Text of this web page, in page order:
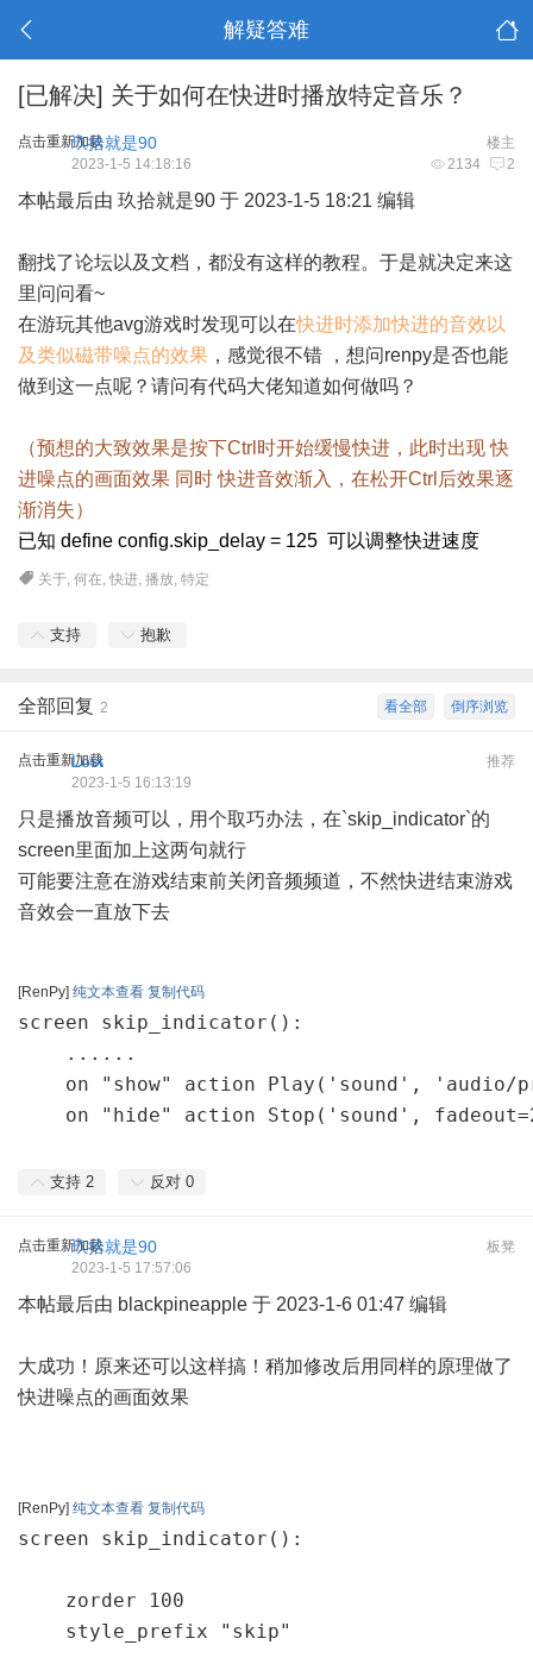
解疑答难
[已解决] 关于如何在快进时播放特定音乐？
点击重新加载 楼主
玖拾就是90
2134 2
2023-1-5 14:18:16
本帖最后由 玖拾就是90 于 2023-1-5 18:21 编辑
翻找了论坛以及文档，都没有这样的教程。于是就决定来这
里问问看~
在游玩其他avg游戏时发现可以在快进时添加快进的音效以
及类似磁带噪点的效果 ，感觉很不错 ，想问renpy是否也能
做到这一点呢？请问有代码大佬知道如何做吗？
（预想的大致效果是按下Ctrl时开始缓慢快进，此时出现 快
进噪点的画面效果 同时 快进音效渐入，在松开Ctrl后效果逐
渐消失）
已知 define config.skip_delay = 125 可以调整快进速度
关于,何在,快进,播放,特定
支持 抱歉
倒序浏览
看全部
全部回复 2
点击重新加载 推荐
Lost
2023-1-5 16:13:19
只是播放音频可以，用个取巧办法，在`skip_indicator`的
screen里面加上这两句就行
可能要注意在游戏结束前关闭音频频道，不然快进结束游戏
音效会一直放下去
[RenPy] 纯文本查看 复制代码
screen skip_indicator():
    ......
on "show" action Play('sound', 'audio/
on "hide" action Stop('sound',
支持 2 反对 0
点击重新加载 板凳
玖拾就是90
2023-1-5 17:57:06
本帖最后由 blackpineapple 于 2023-1-6 01:47 编辑
大成功！原来还可以这样搞！稍加修改后用同样的原理做了
快进噪点的画面效果
[RenPy] 纯文本查看 复制代码
screen skip_indicator():
    zorder 100
    style_prefix "skip"